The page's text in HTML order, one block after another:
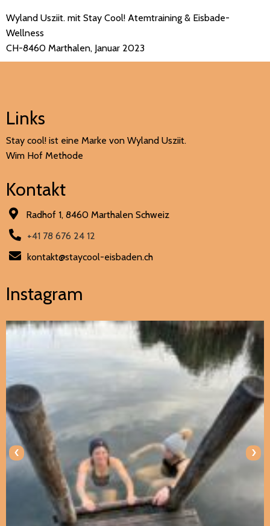
Wyland Usziit. mit Stay Cool! Atemtraining & Eisbade-
Wellness
CH-8460 Marthalen, Januar 2023
Links
Stay cool! ist eine Marke von Wyland Usziit.
Wim Hof Methode
Kontakt
Radhof 1, 8460 Marthalen Schweiz
+41 78 676 24 12
kontakt@staycool-eisbaden.ch
Instagram
‹ ›